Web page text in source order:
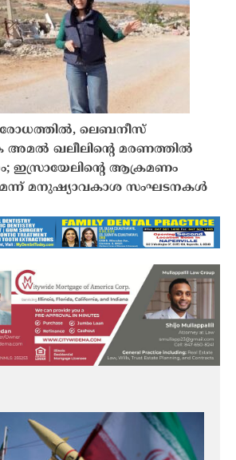
ലെബനീസ്
അമൽ ഖലീലിന്റെ മരണത്തിൽ
ഇസ്രായേലിന്റെ ആക്രമണം
മനുഷ്യാവകാശ സംഘടനകൾ